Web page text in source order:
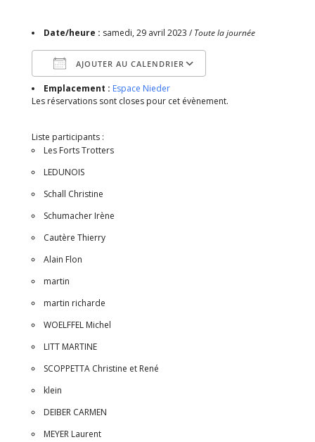
Date/heure : samedi, 29 avril 2023 / Toute la journée
AJOUTER AU CALENDRIER
Télécharger ICS
Emplacement : Espace Nieder
Les réservations sont closes pour cet évènement.
Liste participants :
Les Forts Trotters
LEDUNOIS
Schall Christine
Schumacher Irène
Cautère Thierry
Alain Flon
martin
martin richarde
WOELFFEL Michel
LITT MARTINE
SCOPPETTA Christine et René
klein
DEIBER CARMEN
MEYER Laurent